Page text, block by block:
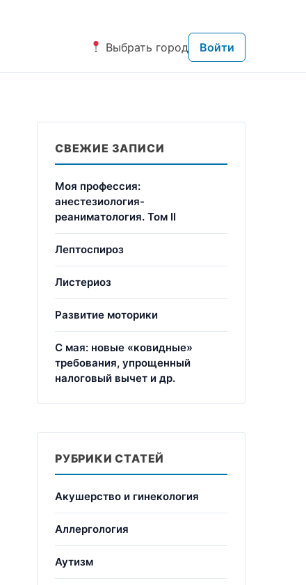
Выбрать город Войти
СВЕЖИЕ ЗАПИСИ
Моя профессия:
анестезиология-
реаниматология. Том II
Лептоспироз
Листериоз
Развитие моторики
С мая: новые «ковидные»
требования, упрощенный
налоговый вычет и др.
РУБРИКИ СТАТЕЙ
Акушерство и гинекология
Аллергология
Аутизм